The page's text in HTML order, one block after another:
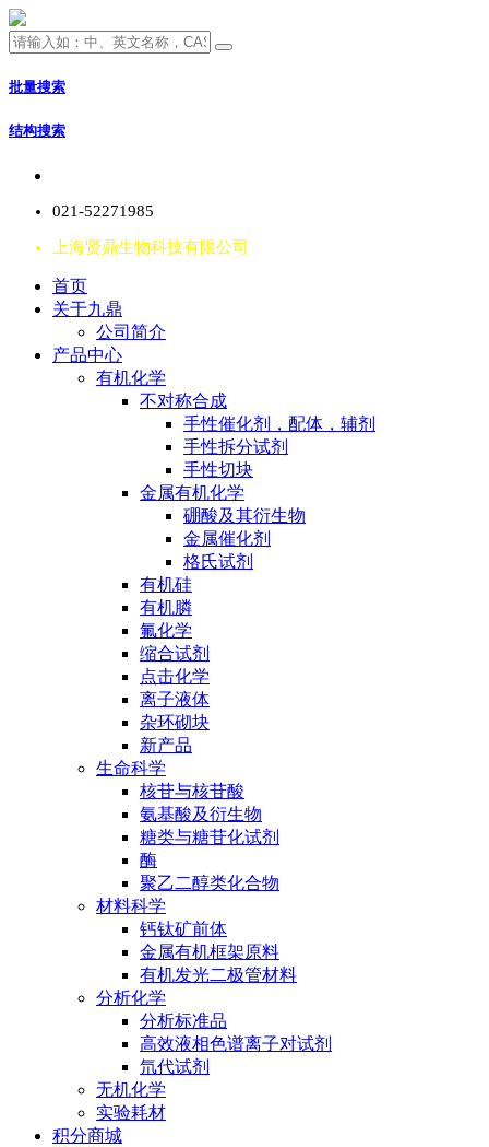
批量搜索
结构搜索
021-52271985
上海贤鼎生物科技有限公司
首页
关于九鼎
公司简介
产品中心
有机化学
不对称合成
手性催化剂，配体，辅剂
手性拆分试剂
手性切块
金属有机化学
硼酸及其衍生物
金属催化剂
格氏试剂
有机硅
有机膦
氟化学
缩合试剂
点击化学
离子液体
杂环砌块
新产品
生命科学
核苷与核苷酸
氨基酸及衍生物
糖类与糖苷化试剂
酶
聚乙二醇类化合物
材料科学
钙钛矿前体
金属有机框架原料
有机发光二极管材料
分析化学
分析标准品
高效液相色谱离子对试剂
氘代试剂
无机化学
实验耗材
积分商城